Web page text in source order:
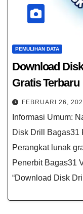
PEMULIHAN DATA
Download
Gratis Terbaru
FEBRUARI 26,
Informasi Umum:
Disk Drill Bagas31​
Perangkat lunak
Penerbit Bagas31
“Download Disk